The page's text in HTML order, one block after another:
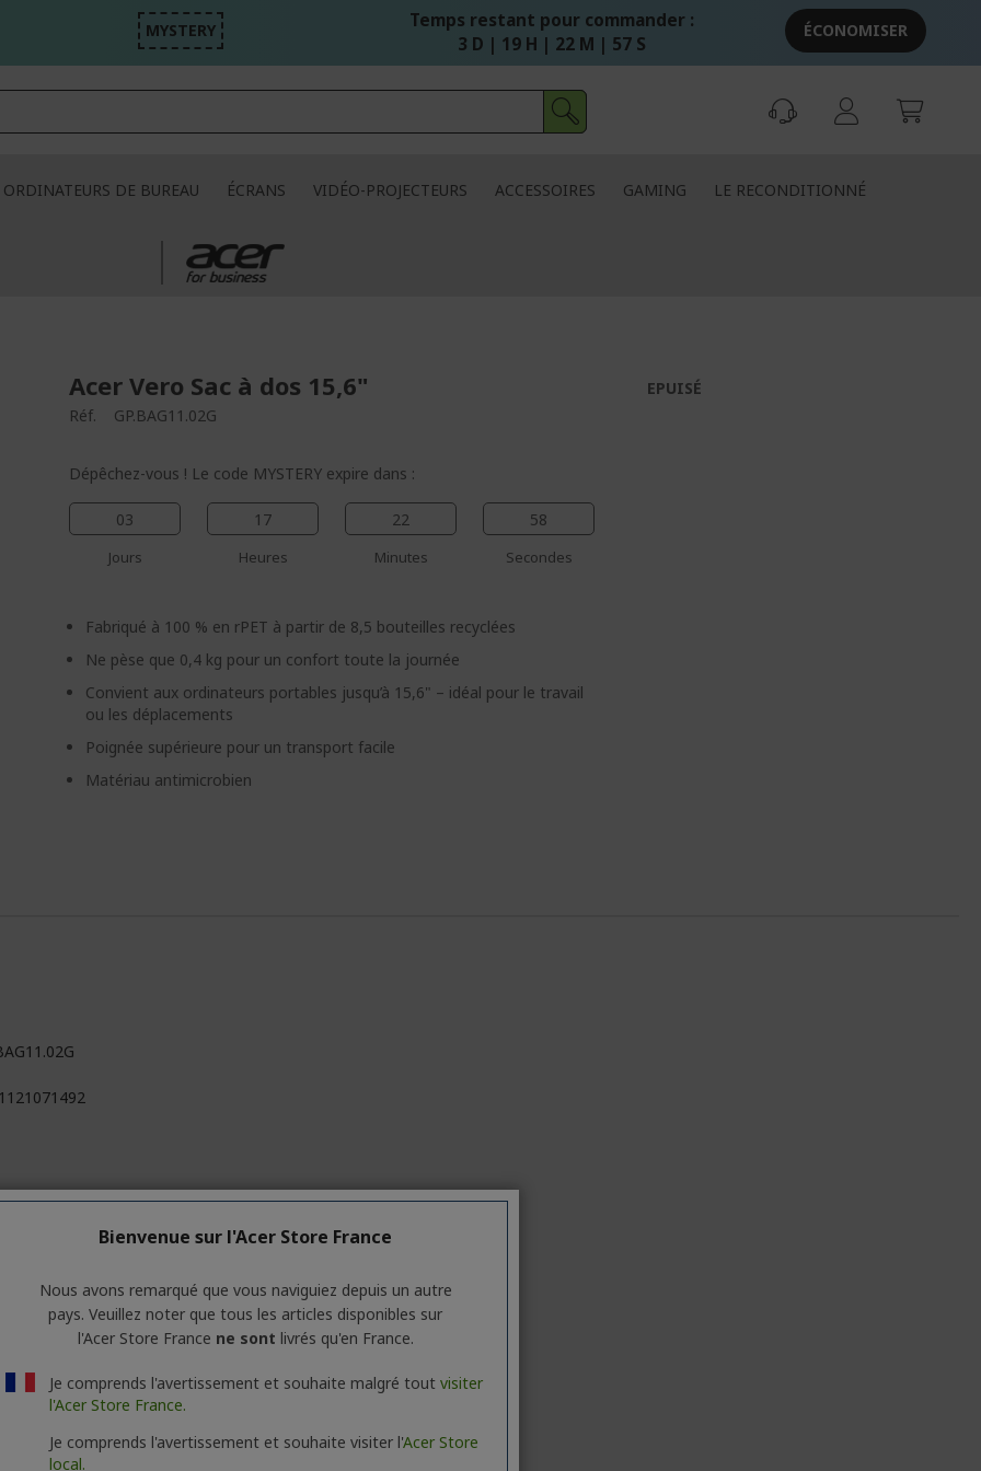
MYSTERY
Temps restant pour commander :
3 D | 19 H | 22 M | 57 S
ÉCONOMISER
ORDINATEURS DE BUREAU ÉCRANS VIDÉO-PROJECTEURS ACCESSOIRES GAMING LE RECONDITIONNÉ
Acer Vero Sac à dos 15,6"
Réf. GP.BAG11.02G
Dépêchez-vous ! Le code MYSTERY expire dans :
03
Jours
17
Heures
22
Minutes
57
Secondes
Fabriqué à 100 % en rPET à partir de 8,5 bouteilles recyclées
Ne pèse que 0,4 kg pour un confort toute la journée
Convient aux ordinateurs portables jusqu’à 15,6" – idéal pour le travail
ou les déplacements
Poignée supérieure pour un transport facile
Matériau antimicrobien
EPUISÉ
Bienvenue sur l'Acer Store France
Nous avons remarqué que vous naviguiez depuis un autre
pays. Veuillez noter que tous les articles disponibles sur
l'Acer Store France ne sont livrés qu'en France.
Je comprends l'avertissement et souhaite malgré tout visiter
l'Acer Store France.
Je comprends l'avertissement et souhaite visiter l'Acer Store
local.